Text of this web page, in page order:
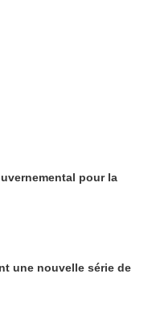
pour la
une nouvelle série de